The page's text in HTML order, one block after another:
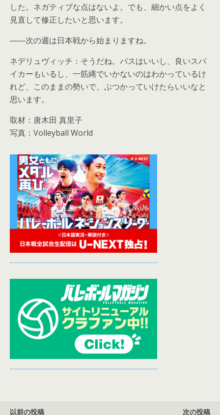
した。ネガティブな点はないよ。でも、細かい点をよく
見直して修正したいと思います。
――次の週は日本戦から始まりますね。
ネデリュヴィッチ：そうだね。パスはいいし、良いスパ
イカーもいるし、一筋縄でいかないのはわかっているけ
れど、このままの勢いで、ぶつかっていけたらいいなと
思います。
取材：唐木田 真里子
写真：Volleyball World
以前の投稿 次の投稿